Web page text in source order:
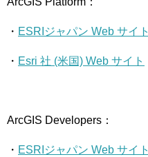
・ ESRIジャパン Web サイト
・ Esri 社 (米国) Web サイト
ArcGIS Developers：
・ ESRIジャパン Web サイト